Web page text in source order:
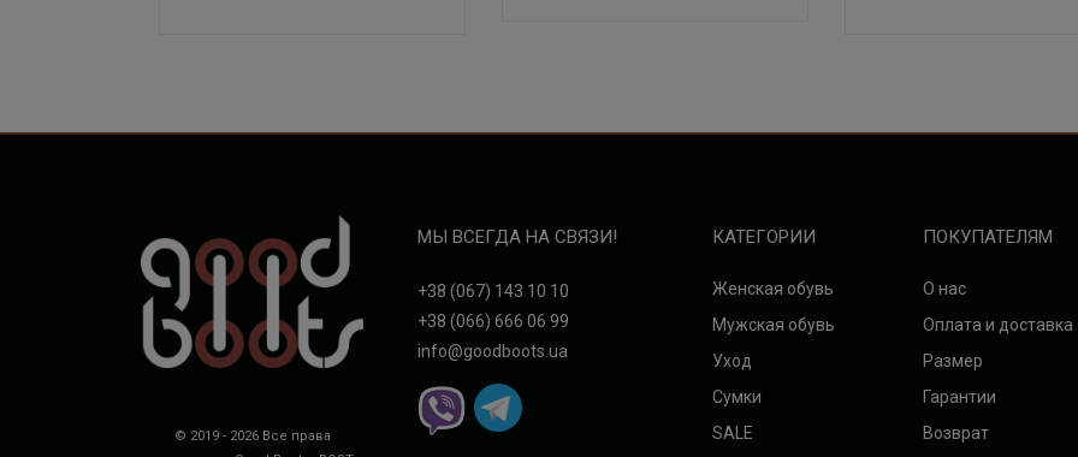
© 2019 - 2026 Все права
МЫ ВСЕГДА НА СВЯЗИ!
+38 (067) 143 10 10
+38 (066) 666 06 99
info@goodboots.ua
КАТЕГОРИИ
Женская обувь
Мужская обувь
Уход
Сумки
SALE
ПОКУПАТЕЛЯМ
О нас
Оплата и доставка
Размер
Гарантии
Возврат